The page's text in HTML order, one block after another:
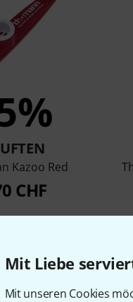
Mit Liebe
Mit unseren Cookies
Kazoo Red
CHF